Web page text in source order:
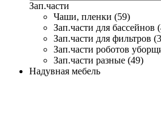
Зап.части
Чаши, пленки (59)
Зап.части для бассейнов
Зап.части для фильтров
Зап.части роботов
Зап.части разные (49)
Надувная мебель